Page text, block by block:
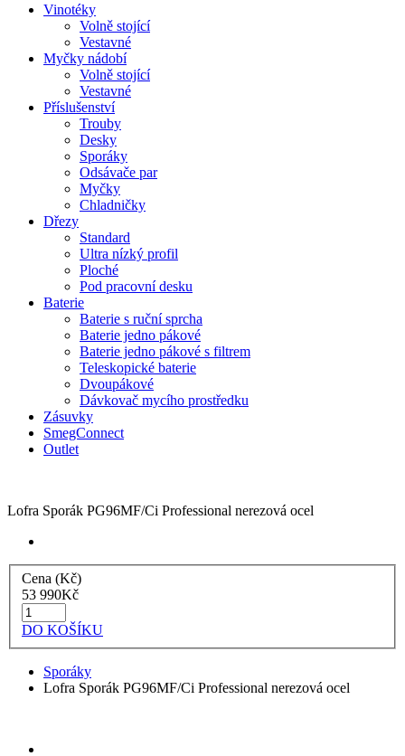
Vinotéky
Volně stojící
Vestavné
Myčky nádobí
Volně stojící
Vestavné
Příslušenství
Trouby
Desky
Sporáky
Odsávače par
Myčky
Chladničky
Dřezy
Standard
Ultra nízký profil
Ploché
Pod pracovní desku
Baterie
Baterie s ruční sprcha
Baterie jedno pákové
Baterie jedno pákové s filtrem
Teleskopické baterie
Dvoupákové
Dávkovač mycího prostředku
Zásuvky
SmegConnect
Outlet
Lofra Sporák PG96MF/Ci Professional nerezová ocel
Cena (Kč)
53 990Kč
DO KOŠÍKU
Sporáky
Lofra Sporák PG96MF/Ci Professional nerezová ocel